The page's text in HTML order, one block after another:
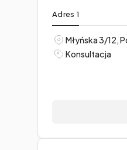
Adres 1
Młyńska 3/12,
Konsultacja